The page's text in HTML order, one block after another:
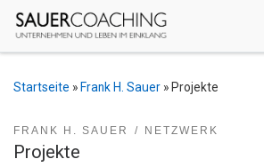
Zum Inhalt springen
Startseite » Frank H. Sauer » Projekte
FRANK H. SAUER NETZWERK
Projekte